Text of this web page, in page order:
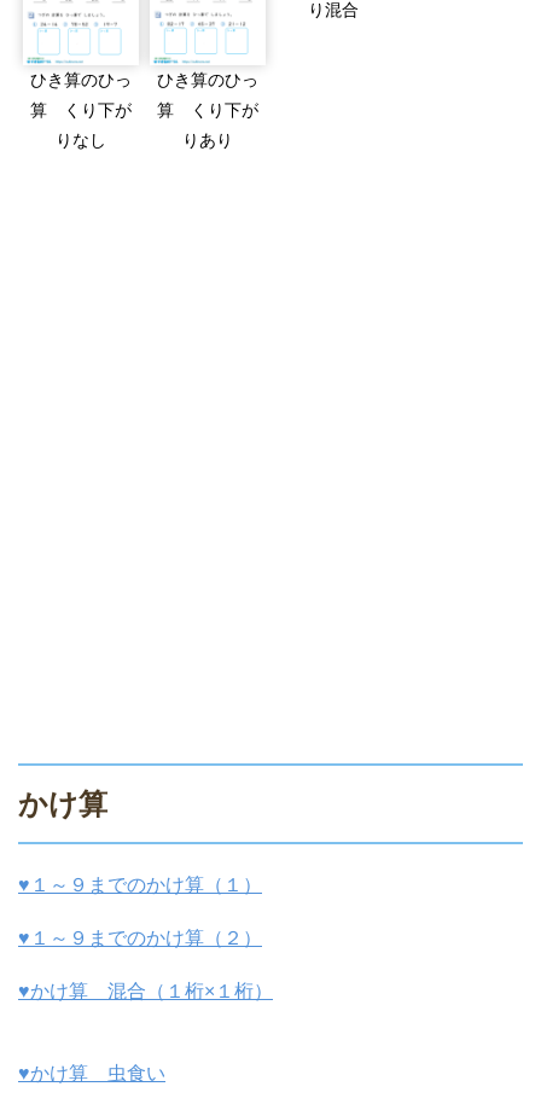
ひき算のひっ
算 くり下が
りなし
ひき算のひっ
算 くり下が
りあり
り混合
かけ算
♥１～９までのかけ算（１）
♥１～９までのかけ算（２）
♥かけ算 混合（１桁×１桁）
♥かけ算 虫食い